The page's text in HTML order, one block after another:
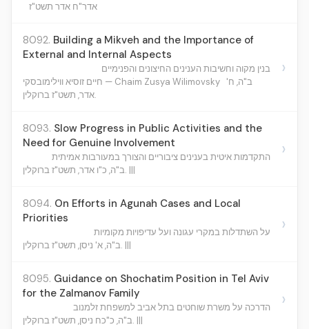
אדר"ח אדר תשט"ז
8092. Building a Mikveh and the Importance of
External and Internal Aspects
בנין מקוה וחשיבות הענינים החיצונים והפנימיים
חיים זוסיא ווילימובסקי — Chaim Zusya Wilimovsky ב"ה, ח'
אדר, תשט"ז ברוקלין.
›
8093. Slow Progress in Public Activities and the
Need for Genuine Involvement
התקדמות איטית בענינים ציבוריים והצורך במעורבות אמיתית
ב"ה, כ"ו אדר, תשט"ז ברוקלין. |||
›
8094. On Efforts in Agunah Cases and Local
Priorities
על השתדלות במקרי עגונה ועל עדיפויות מקומיות
ב"ה, א' ניסן, תשט"ז ברוקלין. |||
›
8095. Guidance on Shochatim Position in Tel Aviv
for the Zalmanov Family
הדרכה על משרת שוחטים בתל אביב למשפחת זלמנוב
ב"ה, כ"כח ניסן, תשט"ז ברוקלין. |||
›